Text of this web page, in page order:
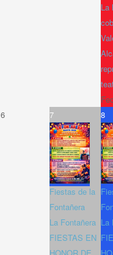
La
6 7
Fiestas de la
Fontañera
La Fontañera
FIESTAS EN
8
La